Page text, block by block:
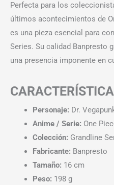
Perfecta para los
últimos acontecimientos de
es una pieza esencial para
Series. Su calidad Banpresto
una presencia imponente en
Personaje: Dr.
Anime / Serie: One
Colección: Grandline
Fabricante: Banpresto
Tamaño: 16 cm
Peso: 198 g